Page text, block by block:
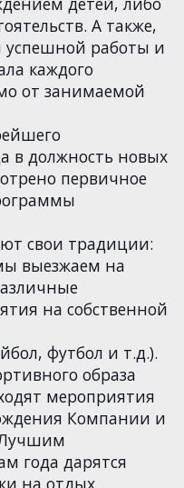
А также,
успешной работы и
каждого
от занимаемой
в должность новых
первичное
свои традиции:
выезжаем на
на собственной
футбол и т.д.).
образа
мероприятия
Компании и
Лучшим
года дарятся